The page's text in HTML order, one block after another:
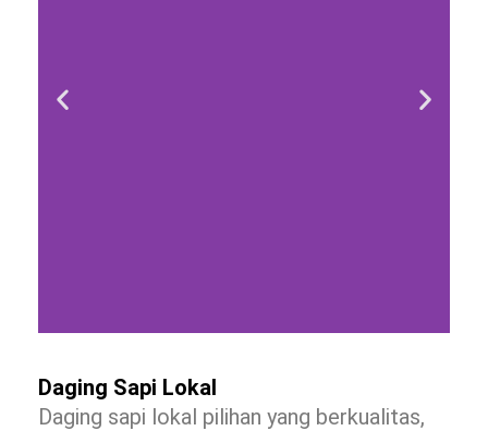
Daging Sapi Lokal
Daging sapi lokal pilihan yang berkualitas,